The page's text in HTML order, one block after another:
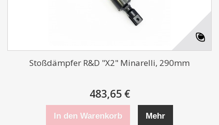
Stoßdämpfer R&D "X2" Minarelli, 290mm
483,65 €
In den Warenkorb Mehr